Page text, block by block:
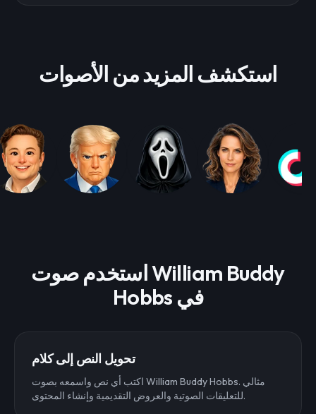
استكشف المزيد من الأصوات
استخدم صوت William Buddy
Hobbs في
تحويل النص إلى كلام
اكتب أي نص واسمعه بصوت William Buddy Hobbs. مثالي
للتعليقات الصوتية والعروض التقديمية وإنشاء المحتوى.